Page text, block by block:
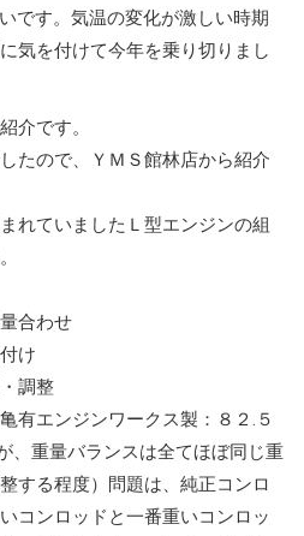
です。気温の変化が激しい時期
気を付けて今年を乗り切りまし
介です。
たので、ＹＭＳ館林店から紹介
れていましたＬ型エンジンの組
合わせ
け
調整
有エンジンワークス製：８２.５
、重量バランスは全てほぼ同じ重
する程度）問題は、純正コンロ
コンロッドと一番重いコンロッ